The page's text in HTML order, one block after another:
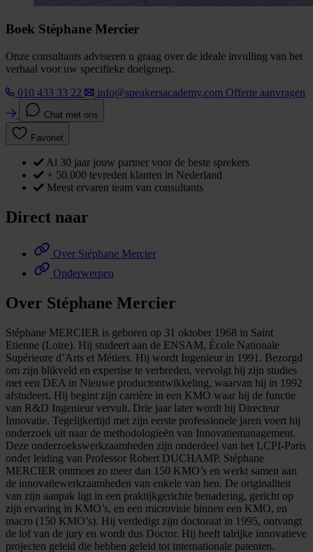
Boek Stéphane Mercier
Onze consultants adviseren u graag over de ideale invulling van het
verhaal voor uw specifieke doelgroep.
010 433 33 22
info@speakersacademy.com Offerte aanvragen
Chat met ons
Favoriet
Al 30 jaar jouw partner voor de beste sprekers
+ 50.000 tevreden klanten in Nederland
Meest ervaren team van consultants
Direct naar
Over Stéphane Mercier
Onderwerpen
Over Stéphane Mercier
Stéphane MERCIER is geboren op 31 oktober 1968 in Saint
Etienne (Loire). Hij studeert aan de ENSAM, École Nationale
Supérieure d’Arts et Métiers. Hij wordt Ingenieur in 1991. Bezorgd
om zijn blikveld en expertise te verbreden, vervolgt hij zijn studies
met een DEA in Nieuwe productontwikkeling, waarvan hij in 1992
afstudeert. Hij begint zijn carrière in een KMO waar hij de functie
van R&D Ingenieur vervult. Drie jaar later wordt hij Directeur
Innovatie. Tegelijkertijd met zijn eerste professionele jaren voert hij
onderzoek uit naar de methodologieën van Innovatiemanagement.
Deze onderzoekswerkzaamheden zijn onderdeel van het LCPI-Paris
onder leiding van Professor Robert DUCHAMP. Stéphane
MERCIER ontmoet zo meer dan 150 KMO’s en werkt samen aan
de innovatiewerkzaamheden van enkele van hen. De originaliteit
van zijn aanpak ligt in een praktijkgerichte benadering, gericht op
zijn ervaring in KMO’s, en een microvisie binnen een KMO, en
macro (150 KMO’s). Hij verdedigt zijn doctoraat in 1995, ontvangt
de lof van de jury en wordt dus Doctor. Hij heeft talrijke innovatieve
projecten geleid die hebben geleid tot internationale patenten.